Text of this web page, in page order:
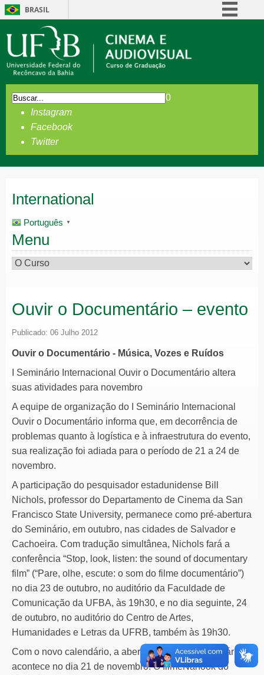
BRASIL
Comunica BR
Acesso à informação
Legislação
0
Instagram
Facebook
Twitter
International
Português ▼
Menu
Ouvir o Documentário – evento
Publicado: 06 Julho 2012
Ouvir o Documentário - Música, Vozes e Ruídos
I Seminário Internacional Ouvir o Documentário altera
suas atividades para novembro
A equipe de organização do I Seminário Internacional
Ouvir o Documentário informa que, em decorrência de
problemas quanto à logística e à infraestrutura do evento,
sua realização foi adiada para o período de 21 a 24 de
novembro.
A participação do pesquisador estadunidense Bill
Nichols, professor do Departamento de Cinema da San
Francisco State University, permanece como pré-abertura
do Seminário, em outubro, nas cidades de Salvador e
Cachoeira. Com tradução simultânea, Nichols fará a
conferência “Stop, look, listen: the sound of documentary
film” (“Pare, olhe, escute: o som do filme documentário”)
no dia 23 de outubro, no auditório da Faculdade de
Comunicação da UFBA, às 19h30, e no dia seguinte, 24
de outubro, no auditório do Centro de Artes,
Humanidades e Letras da UFRB, também às 19h30.
Com o novo calendário, a abertura oficial do Seminário
acontece no dia 21 de novembro. O filmeNanook do